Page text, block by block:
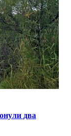
два